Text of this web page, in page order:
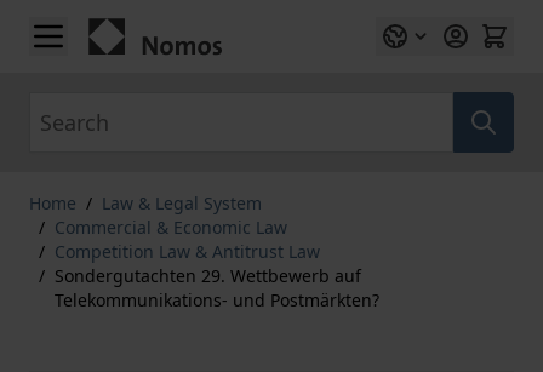
Skip to Content
Home / Law & Legal System
/ Commercial & Economic Law
/ Competition Law & Antitrust Law
/ Sondergutachten 29. Wettbewerb auf
Telekommunikations- und Postmärkten?